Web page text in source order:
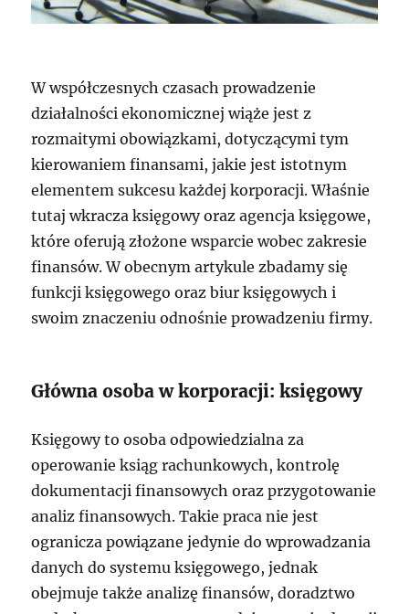
W współczesnych czasach prowadzenie
działalności ekonomicznej wiąże jest z
rozmaitymi obowiązkami, dotyczącymi tym
kierowaniem finansami, jakie jest istotnym
elementem sukcesu każdej korporacji. Właśnie
tutaj wkracza księgowy oraz agencja księgowe,
które oferują złożone wsparcie wobec zakresie
finansów. W obecnym artykule zbadamy się
funkcji księgowego oraz biur księgowych i
swoim znaczeniu odnośnie prowadzeniu firmy.
Główna osoba w korporacji: księgowy
Księgowy to osoba odpowiedzialna za
operowanie ksiąg rachunkowych, kontrolę
dokumentacji finansowych oraz przygotowanie
analiz finansowych. Takie praca nie jest
ogranicza powiązane jedynie do wprowadzania
danych do systemu księgowego, jednak
obejmuje także analizę finansów, doradztwo